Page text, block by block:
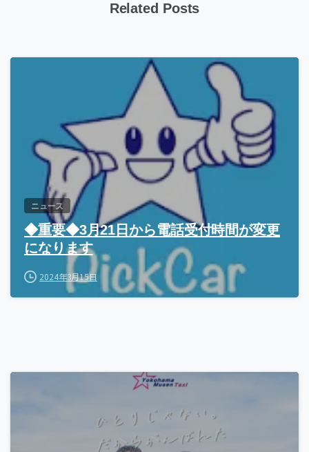
Related Posts
ニュース
◆重要◆3月21日から電話受付時間が変更
になります
2024年3月15日